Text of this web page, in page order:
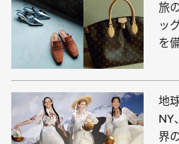
旅
ッ
を
地
NY
界